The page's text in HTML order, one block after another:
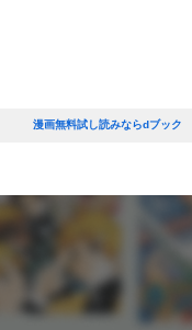
漫画無料試し読みならdブック